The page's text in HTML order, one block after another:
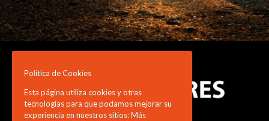
Política de Cookies
Esta página utiliza cookies y otras
tecnologías para que podamos mejorar su
experiencia en nuestros sitios:Más